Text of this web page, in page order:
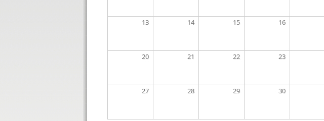
13 14 15 16
20 21 22 23
27 28 29 30